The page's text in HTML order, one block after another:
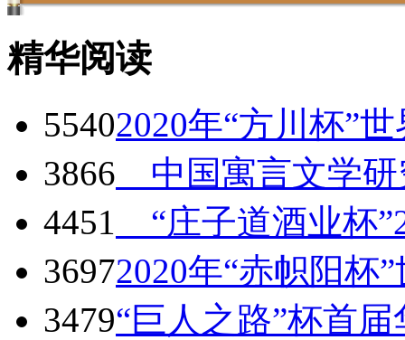
精华阅读
55402020年“方川杯”
3866 中国寓言文学
4451
“庄子道酒业杯
36972020年“赤帜阳杯
3479“巨人之路”杯首